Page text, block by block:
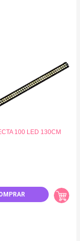
100 LED 130CM